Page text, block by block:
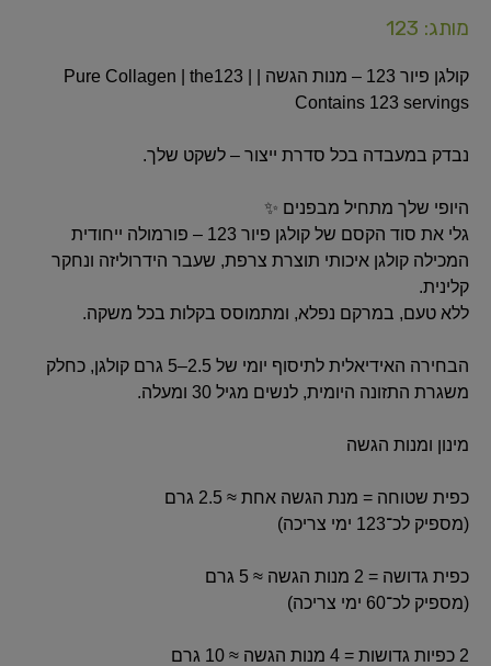
מותג: 123
קולגן פיור 123 – מנות הגשה | Pure Collagen | the123 |
Contains 123 servings
נבדק במעבדה בכל סדרת ייצור – לשקט שלך.
היופי שלך מתחיל מבפנים ✨
גלי את סוד הקסם של קולגן פיור 123 – פורמולה ייחודית
המכילה קולגן איכותי תוצרת צרפת, שעבר הידרוליזה ונחקר
קלינית.
ללא טעם, במרקם נפלא, ומתמוסס בקלות בכל משקה.
הבחירה האידיאלית לתיסוף יומי של 2.5–5 גרם קולגן, כחלק
משגרת התזונה היומית, לנשים מגיל 30 ומעלה.
מינון ומנות הגשה
כפית שטוחה = מנת הגשה אחת ≈ 2.5 גרם
(מספיק לכ־123 ימי צריכה)
כפית גדושה = 2 מנות הגשה ≈ 5 גרם
(מספיק לכ־60 ימי צריכה)
2 כפיות גדושות = 4 מנות הגשה ≈ 10 גרם